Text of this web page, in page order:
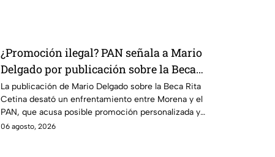
¿Promoción ilegal? PAN señala a Mario
Delgado por publicación sobre la Beca
Rita Cetina
La publicación de Mario Delgado sobre la Beca Rita
Cetina desató un enfrentamiento entre Morena y el
PAN, que acusa posible promoción personalizada y
hasta peculado.
06 agosto, 2026